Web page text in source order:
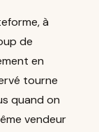
à
de
en
tourne
quand on
vendeur